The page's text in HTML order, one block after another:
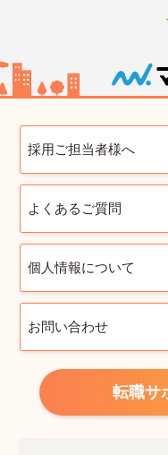
採用ご担当者様へ
よくあるご質問
個人情報について
お問い合わせ
転職サ